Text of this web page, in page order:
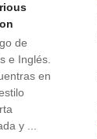
de
e Inglés.
en
y ...